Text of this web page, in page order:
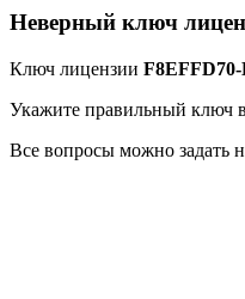
Неверный ключ
Ключ лицензии F8EFFD70-
Укажите правильный ключ в
Все вопросы можно задать